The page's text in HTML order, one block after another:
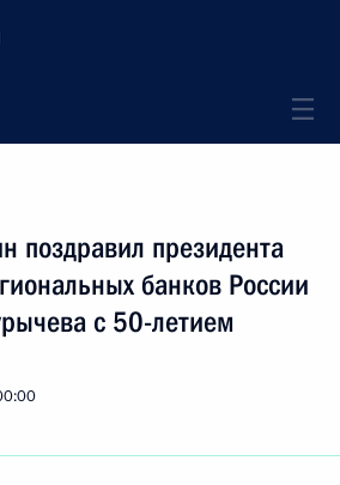
поздравил президента
банков России
с 50-летием